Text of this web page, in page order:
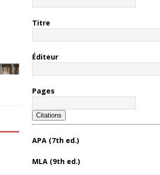
Titre
Éditeur
Pages
Citations
APA (7th ed.)
MLA (9th ed.)